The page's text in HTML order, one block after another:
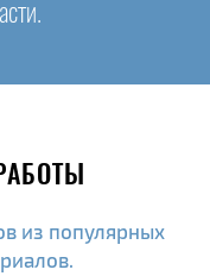
из популярных